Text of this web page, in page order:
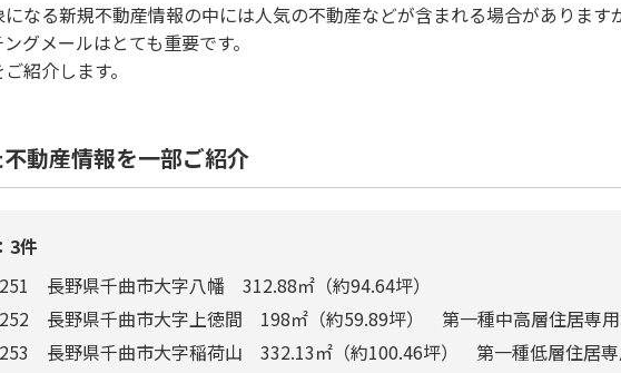
なる新規不動産情報の中には人気の不動産などが含まれる場合がありま
グメールはとても重要です。
紹介します。
動産情報を一部ご紹介
3件
長野県千曲市大字八幡 312.88㎡（約94.64坪）
長野県千曲市大字上徳間 198㎡（約59.89坪） 第一種中高層住居専
長野県千曲市大字稲荷山 332.13㎡（約100.46坪） 第一種低層住居専